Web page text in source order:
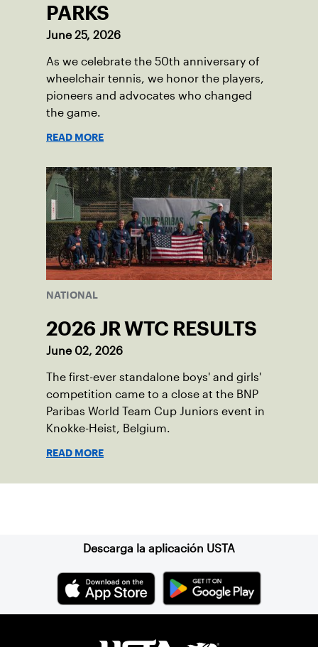
PARKS
June 25, 2026
As we celebrate the 50th anniversary of
wheelchair tennis, we honor the players,
pioneers and advocates who changed
the game.
READ MORE
NATIONAL
2026 JR WTC RESULTS
June 02, 2026
The first-ever standalone boys' and girls'
competition came to a close at the BNP
Paribas World Team Cup Juniors event in
Knokke-Heist, Belgium.
READ MORE
Descarga la aplicación USTA